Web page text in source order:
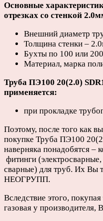
Основные
отрезках со стенкой
Внешний диаметр
Толщина стенки –
Бухты по 100 или
Материал, марка
Труба ПЭ100 20(2.0)
применяется:
при прокладке
Поэтому, после того как
покупке Труба ПЭ100
наверняка понадобятся –
фитинги
сварные) для труб. Их Вы
НЕОГРУПП.
Вследствие этого,
газовая у